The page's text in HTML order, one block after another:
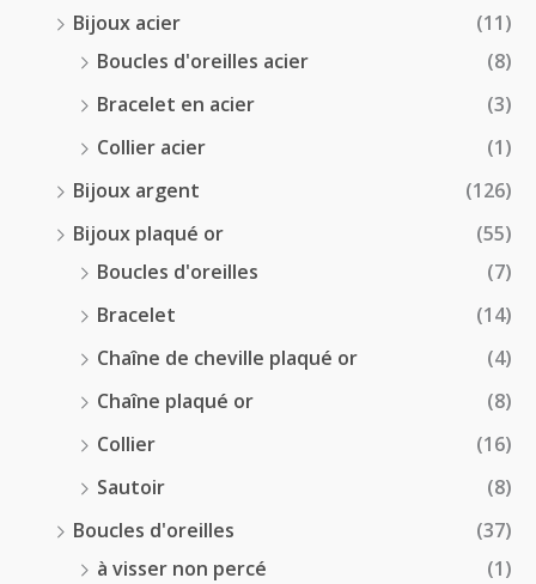
Bijoux acier
(11)
Boucles d'oreilles acier
(8)
Bracelet en acier
(3)
Collier acier
(1)
Bijoux argent
(126)
Bijoux plaqué or
(55)
Boucles d'oreilles
(7)
Bracelet
(14)
Chaîne de cheville plaqué or
(4)
Chaîne plaqué or
(8)
Collier
(16)
Sautoir
(8)
Boucles d'oreilles
(37)
à visser non percé
(1)